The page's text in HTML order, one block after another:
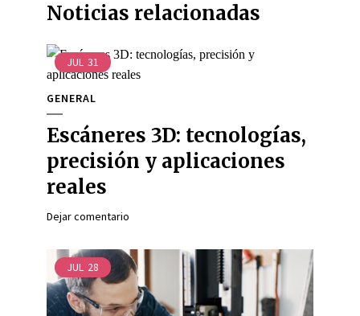
Noticias relacionadas
JUL 31
GENERAL
Escáneres 3D: tecnologías,
precisión y aplicaciones
reales
Dejar comentario
JUL 28